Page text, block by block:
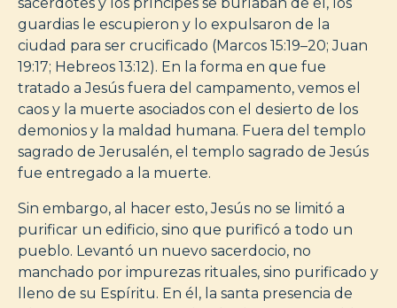
guardias le escupieron y lo expulsaron de la
ciudad para ser crucificado (Marcos 15:19–20; Juan
19:17; Hebreos 13:12). En la forma en que fue
tratado a Jesús fuera del campamento, vemos el
caos y la muerte asociados con el desierto de los
demonios y la maldad humana. Fuera del templo
sagrado de Jerusalén, el templo sagrado de Jesús
fue entregado a la muerte.
Sin embargo, al hacer esto, Jesús no se limitó a
purificar un edificio, sino que purificó a todo un
pueblo. Levantó un nuevo sacerdocio, no
manchado por impurezas rituales, sino purificado y
lleno de su Espíritu. En él, la santa presencia de